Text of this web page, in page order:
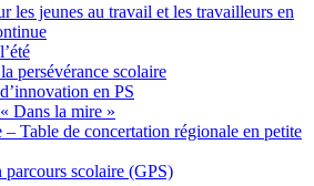
les jeunes au travail et les travailleurs en
persévérance scolaire
en PS
Dans la mire »
Table de concertation régionale en petite
scolaire (GPS)